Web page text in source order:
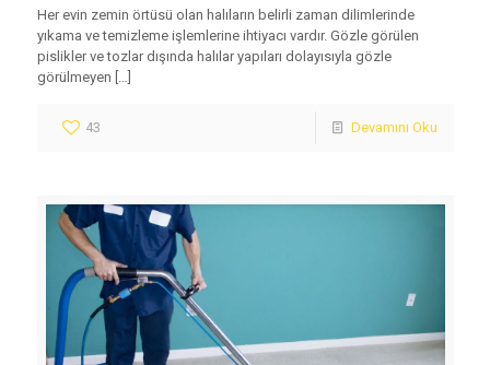
Her evin zemin örtüsü olan halıların belirli zaman dilimlerinde
yıkama ve temizleme işlemlerine ihtiyacı vardır. Gözle görülen
pislikler ve tozlar dışında halılar yapıları dolayısıyla gözle
görülmeyen […]
43 Devamını Oku